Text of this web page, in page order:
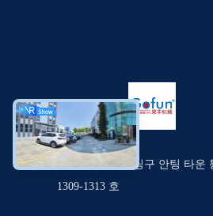
중국 상하이 지 딩구 안팅 타운
1309-1313 호